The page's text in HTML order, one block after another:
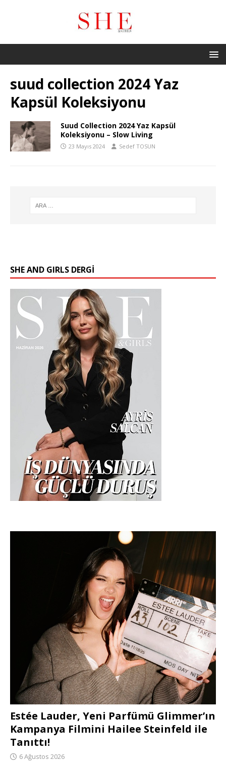
suud collection 2024 Yaz
Kapsül Koleksiyonu
Suud Collection 2024 Yaz Kapsül
Koleksiyonu – Slow Living
23 Mayıs 2024 Sedef TOSUN
SHE AND GIRLS DERGİ
Estée Lauder, Yeni Parfümü Glimmer’ın
Kampanya Filmini Hailee Steinfeld ile
Tanıttı!
6 Ağustos 2026